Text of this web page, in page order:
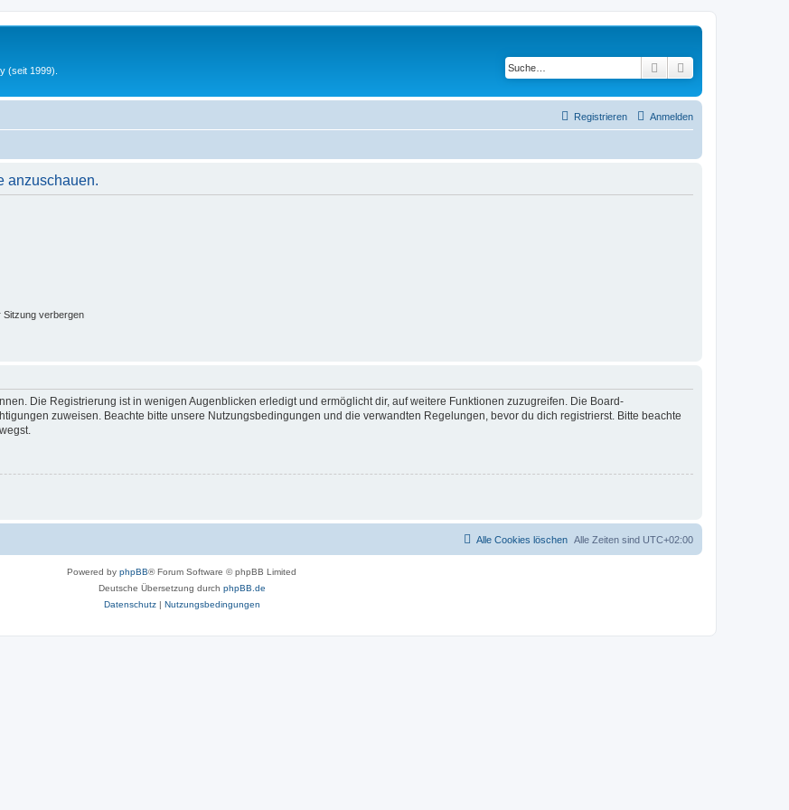
(seit 1999). Suche
Anmelden
Registrieren
anzuschauen.
Sitzung verbergen
Die Registrierung ist in wenigen Augenblicken erledigt und ermöglicht dir, auf weitere Funktionen zuzugreifen. Die Board-
zuweisen. Beachte bitte unsere Nutzungsbedingungen und die verwandten Regelungen, bevor du dich registrierst. Bitte beachte
Alle Zeiten sind UTC+02:00
Alle Cookies löschen
Powered by phpBB® Forum Software © phpBB Limited
Deutsche Übersetzung durch phpBB.de
Datenschutz| Nutzungsbedingungen